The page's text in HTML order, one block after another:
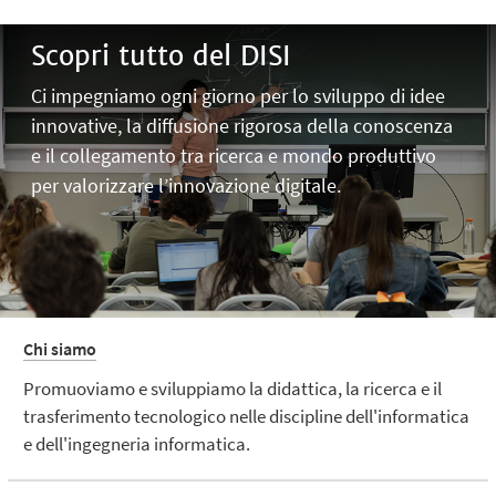
Scopri tutto del DISI
Ci impegniamo ogni giorno per lo sviluppo di idee
innovative, la diffusione rigorosa della conoscenza
e il collegamento tra ricerca e mondo produttivo
per valorizzare l’innovazione digitale.
Chi siamo
Promuoviamo e sviluppiamo la didattica, la ricerca e il
trasferimento tecnologico nelle discipline dell'informatica
e dell'ingegneria informatica.